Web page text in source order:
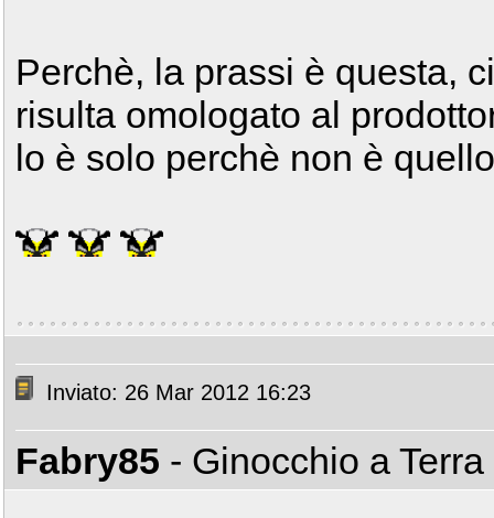
Perchè, la prassi è questa,
risulta omologato al
lo è solo perchè non è
Inviato: 26 Mar 2012 16:23
Fabry85 - Ginocchio a Terra